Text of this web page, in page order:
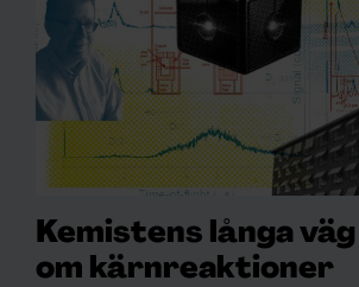
Kemistens långa
om kärnreaktioner